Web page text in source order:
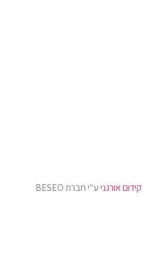
קידום אורגניע"י חברת BESEO